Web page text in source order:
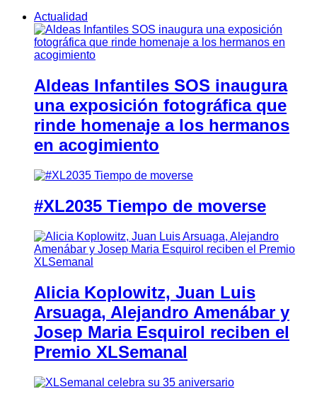
Actualidad
Aldeas Infantiles SOS inaugura
una exposición fotográfica que
rinde homenaje a los hermanos
en acogimiento
#XL2035 Tiempo de moverse
Alicia Koplowitz, Juan Luis
Arsuaga, Alejandro Amenábar y
Josep Maria Esquirol reciben el
Premio XLSemanal